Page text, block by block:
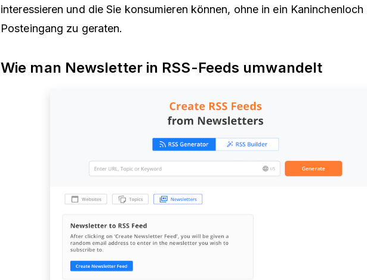
interessieren und die Sie konsumieren können, ohne in ein Kaninchenloch
Posteingang zu geraten.
Wie man Newsletter in RSS-Feeds umwandelt